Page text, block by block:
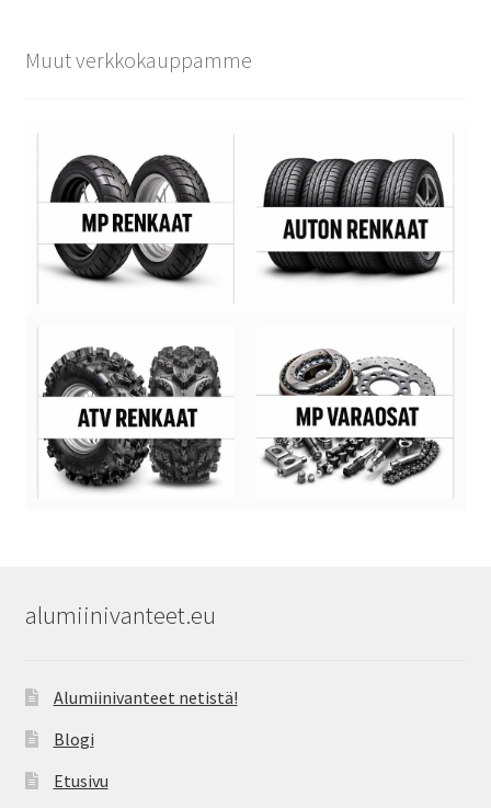
Muut verkkokauppamme
alumiinivanteet.eu
Alumiinivanteet netistä!
Blogi
Etusivu